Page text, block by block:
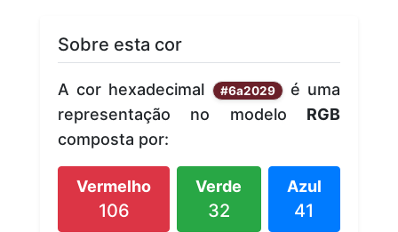
Sobre esta cor
A cor hexadecimal #6a2029 é uma
representação no modelo RGB
composta por:
Vermelho
106
Verde
32
Azul
41